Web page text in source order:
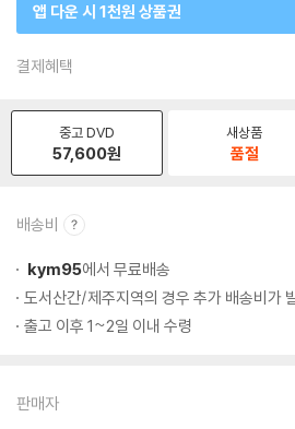
앱 다운 시 1천원 상품권
결제혜택
중고 DVD
57,600원
새상품
품절
배송비
kym95에서 무료배송
도서산간/제주지역의 경우 추가 배송비가
출고 이후 1~2일 이내 수령
판매자